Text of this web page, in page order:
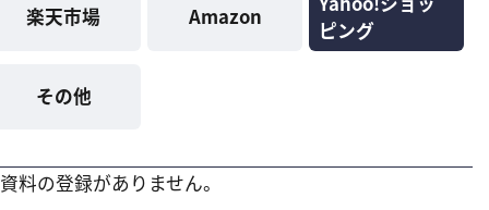
楽天市場 Amazon
ピング
その他
資料の登録がありません。